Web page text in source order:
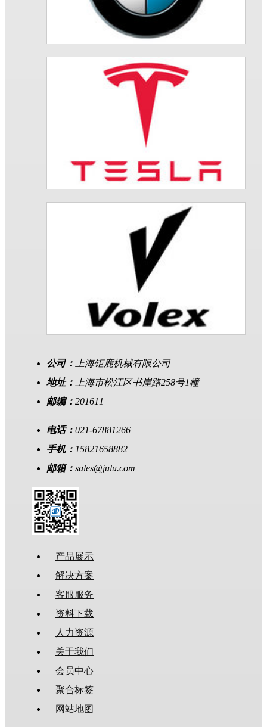
公司：
上海钜鹿机械有限公司
地址：
上海市松江区书崖路258号1幢
邮编： 201611
电话： 021-67881266
手机： 15821658882
邮箱： sales@julu.com
产品展示
解决方案
客服服务
资料下载
人力资源
关于我们
会员中心
聚合标签
网站地图